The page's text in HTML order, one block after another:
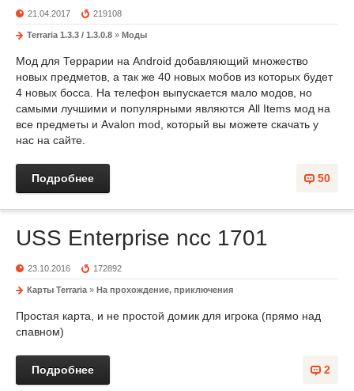
21.04.2017 219108
Terraria 1.3.3 / 1.3.0.8 » Моды
Мод для Террарии на Android добавляющий множество
новых предметов, а так же 40 новых мобов из которых будет
4 новых босса. На телефон выпускается мало модов, но
самыми лучшими и популярными являются All Items мод на
все предметы и Avalon mod, который вы можете скачать у
нас на сайте.
50
Подробнее
USS Enterprise ncc 1701
23.10.2016 172892
Карты Terraria » На прохождение, приключения
Простая карта, и не простой домик для игрока (прямо над
спавном)
2
Подробнее